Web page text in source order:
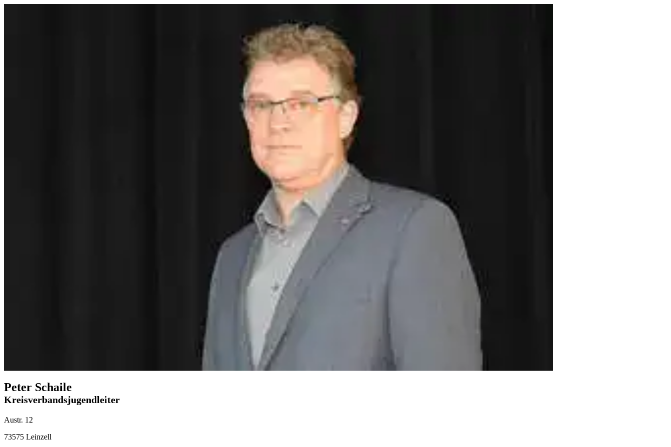
Peter Schaile
Kreisverbandsjugendleiter
Austr. 12
73575 Leinzell